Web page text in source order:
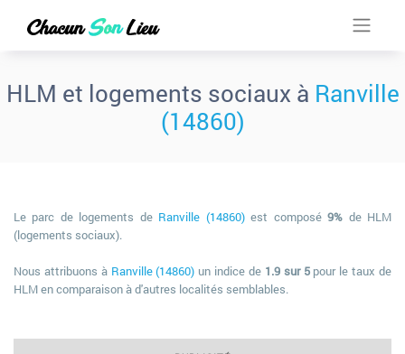
HLM et logements sociaux à Ranville
(14860)
Le parc de logements de Ranville (14860)est composé9% de HLM
(logements sociaux).
Nous attribuons à Ranville (14860) un indice de 1.9 sur 5pour le taux de
HLM en comparaison à d'autres localités semblables.